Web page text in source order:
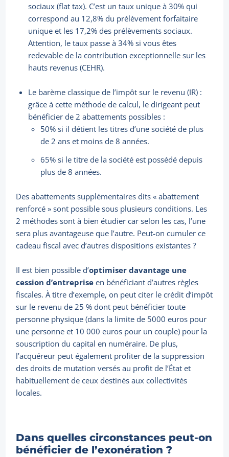
sociaux (flat tax). C’est un taux unique à 30% qui
correspond au 12,8% du prélèvement forfaitaire
unique et les 17,2% des prélèvements sociaux.
Attention, le taux passe à 34% si vous êtes
redevable de la contribution exceptionnelle sur les
hauts revenus (CEHR).
Le barème classique de l’impôt sur le revenu (IR) :
grâce à cette méthode de calcul, le dirigeant peut
bénéficier de 2 abattements possibles :
50% si il détient les titres d’une société de plus
de 2 ans et moins de 8 années.
65% si le titre de la société est possédé depuis
plus de 8 années.
Des abattements supplémentaires dits « abattement
renforcé » sont possible sous plusieurs conditions. Les
2 méthodes sont à bien étudier car selon les cas, l’une
sera plus avantageuse que l’autre. Peut-on cumuler ce
cadeau fiscal avec d’autres dispositions existantes ?
Il est bien possible d’optimiser davantage une
cession d’entreprise en bénéficiant d’autres règles
fiscales. À titre d’exemple, on peut citer le crédit d’impôt
sur le revenu de 25 % dont peut bénéficier toute
personne physique (dans la limite de 5000 euros pour
une personne et 10 000 euros pour un couple) pour la
souscription du capital en numéraire. De plus,
l’acquéreur peut également profiter de la suppression
des droits de mutation versés au profit de l’État et
habituellement de ceux destinés aux collectivités
locales.
Dans quelles circonstances peut-on
bénéficier de l’exonération ?